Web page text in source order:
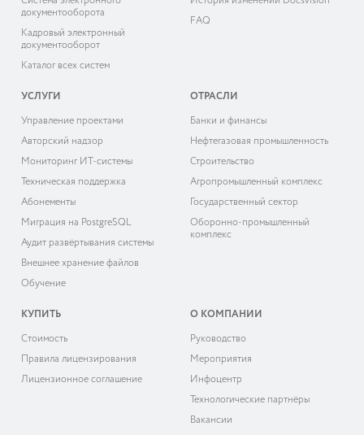
документооборота
Кадровый электронный
документооборот
Каталог всех систем
FAQ
УСЛУГИ
Управление проектами
Авторский надзор
Мониторинг ИТ-системы
Техническая поддержка
Абонементы
Миграция на PostgreSQL
Аудит развёртывания системы
Внешнее хранение файлов
Обучение
ОТРАСЛИ
Банки и финансы
Нефтегазовая промышленность
Строительство
Агропромышленный комплекс
Государственный сектор
Оборонно-промышленный
комплекс
КУПИТЬ
Cтоимость
Правила лицензирования
Лицензионное соглашение
О КОМПАНИИ
Руководство
Мероприятия
Инфоцентр
Технологические партнёры
Вакансии